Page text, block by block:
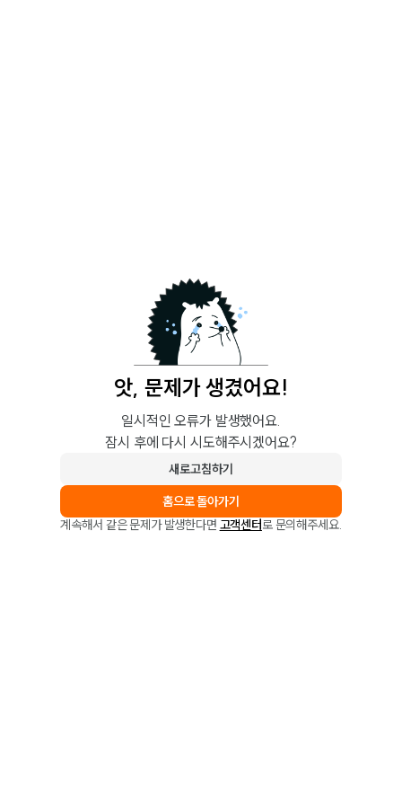
앗, 문제가 생겼어요!
일시적인 오류가 발생했어요.
잠시 후에 다시 시도해주시겠어요?
새로고침하기
홈으로 돌아가기
계속해서 같은 문제가 발생한다면 고객센터로 문의해주세요.